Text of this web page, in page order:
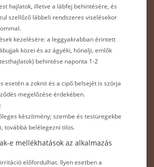
hajlatok, illetve a lábfej behintésére, és
szellőző lábbeli rendsze­res viselésekor
kezelésére: a leggyakrabban érintett
közei és az ágyéki, hónalji, emlők
behintése naponta 1-2
esetén a zoknit és a cipő belsejét is szórja
megelőzése érdeké­ben.
készítmény; szembe és testüregekbe
továbbá belélegezni tilos.
e mellékhatások az alkalmazás
előfordulhat. Ilyen esetben a